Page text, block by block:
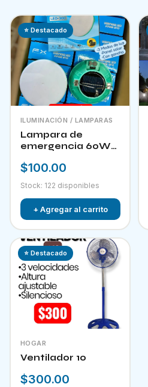
⭐ Destacado
ILUMINACIÓN / LAMPARAS
Lampara de
emergencia 60W
$100.00
Stock: 122 disponibles
+ Agregar al carrito
⭐ Destacado
HOGAR
Ventilador 10
$300.00